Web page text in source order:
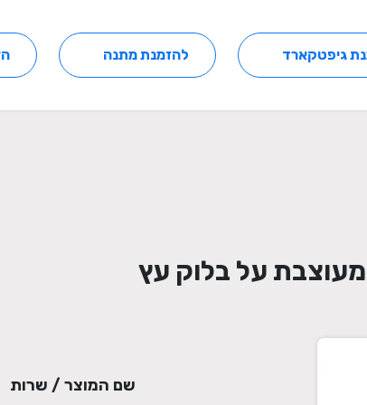
גיפטקארד להזמנת מתנה
על בלוק עץ
שם המוצר / שרות